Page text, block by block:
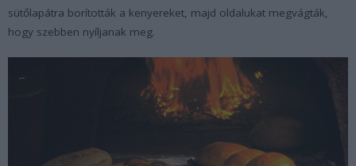
sütőlapátra borították a kenyereket, majd oldalukat megvágták,
hogy szebben nyíljanak meg.